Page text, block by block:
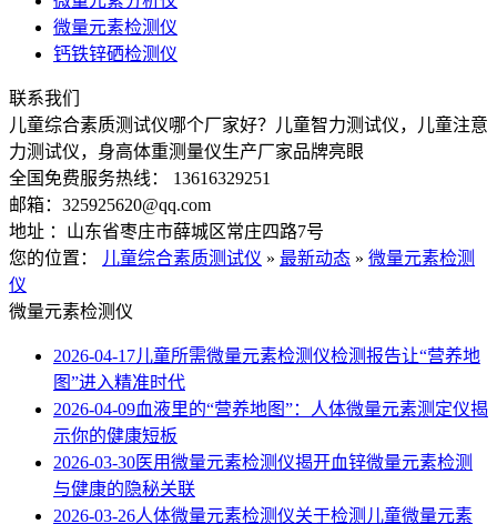
微量元素检测仪
钙铁锌硒检测仪
联系我们
儿童综合素质测试仪哪个厂家好？儿童智力测试仪，儿童注意
力测试仪，身高体重测量仪生产厂家品牌亮眼
全国免费服务热线： 13616329251
邮箱：325925620@qq.com
地址 ：山东省枣庄市薛城区常庄四路7号
您的位置：
儿童综合素质测试仪 » 最新动态 » 微量元素检测
仪
微量元素检测仪
2026-04-17儿童所需微量元素检测仪检测报告让“营养地
图”进入精准时代
2026-04-09血液里的“营养地图”：人体微量元素测定仪揭
示你的健康短板
2026-03-30医用微量元素检测仪揭开血锌微量元素检测
与健康的隐秘关联
2026-03-26人体微量元素检测仪关于检测儿童微量元素